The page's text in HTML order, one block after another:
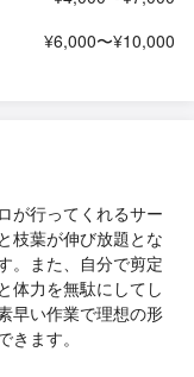
¥6,000〜¥10,000
が行ってくれるサー
枝葉が伸び放題とな
。また、自分で剪定
体力を無駄にしてし
早い作業で理想の形
ます。